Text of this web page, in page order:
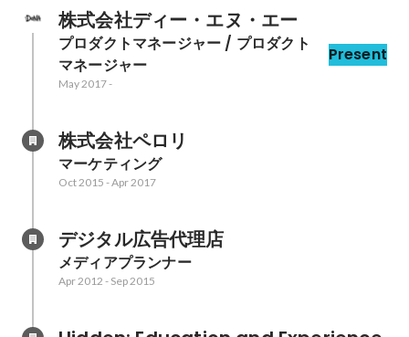
株式会社ディー・エヌ・エー
プロダクトマネージャー / プロダクト
マネージャー
Present
May 2017-
株式会社ペロリ
マーケティング
Oct 2015 -Apr 2017
デジタル広告代理店
メディアプランナー
Apr 2012 - Sep 2015